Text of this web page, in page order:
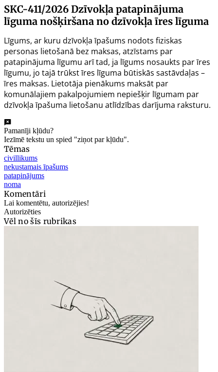
SKC-411/2026 Dzīvokļa patapinājuma
līguma nošķiršana no dzīvokļa īres līguma
Līgums, ar kuru dzīvokļa īpašums nodots fiziskas
personas lietošanā bez maksas, atzīstams par
patapinājuma līgumu arī tad, ja līgums nosaukts par īres
līgumu, jo tajā trūkst īres līguma būtiskās sastāvdaļas –
īres maksas. Lietotāja pienākums maksāt par
komunālajiem pakalpojumiem nepiešķir līgumam par
dzīvokļa īpašuma lietošanu atlīdzības darījuma raksturu.
Pamanīji kļūdu?
Iezīmē tekstu un spied "ziņot par kļūdu".
Tēmas
civillikums
nekustamais īpašums
patapinājums
noma
Komentāri
Lai komentētu, autorizējies!
Autorizēties
Vēl no šīs rubrikas